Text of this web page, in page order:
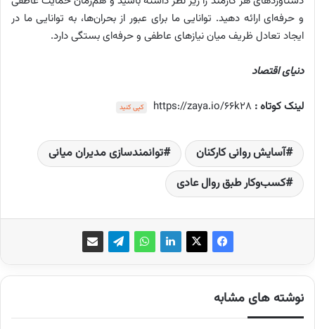
و حرفه‌ای ارائه دهید. توانایی ما برای عبور از بحران‌ها، به توانایی ما در
ایجاد تعادل ظریف میان نیازهای عاطفی و حرفه‌ای بستگی دارد.
دنیای اقتصاد
لینک کوتاه : https://zaya.io/66k28 کپی کنید
آسایش روانی کارکنان
توانمندسازی مدیران میانی
کسب‌وکار طبق روال عادی
نوشته های مشابه